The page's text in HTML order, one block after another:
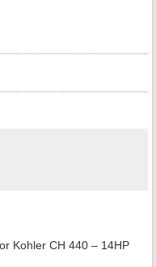
Kohler CH 440 – 14HP